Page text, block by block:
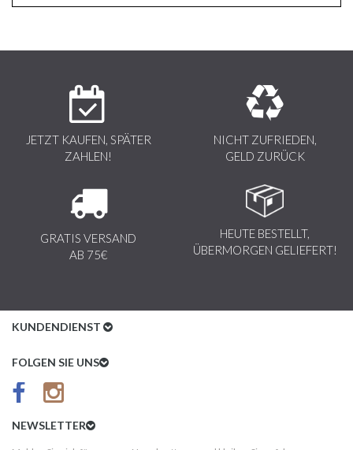
JETZT KAUFEN, SPÄTER
ZAHLEN!
NICHT ZUFRIEDEN,
GELD ZURÜCK
GRATIS VERSAND
AB 75€
HEUTE BESTELLT,
ÜBERMORGEN GELIEFERT!
KUNDENDIENST
Kundenservice
AGB
FOLGEN SIE UNS
NEWSLETTER